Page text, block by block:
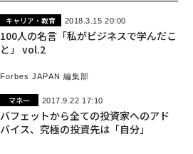
キャリア・教育 2018.3.15 20:00
100人の名言「私がビジネスで学んだこ
と」 vol.2
Forbes JAPAN 編集部
マネー 2017.9.22 17:10
バフェットから全ての投資家へのアド
バイス、究極の投資先は「自分」